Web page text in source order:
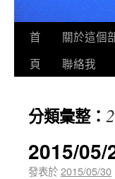
首
頁
關於這個
聯絡我
分類彙整：
2015/05/
發表於2015/05/30